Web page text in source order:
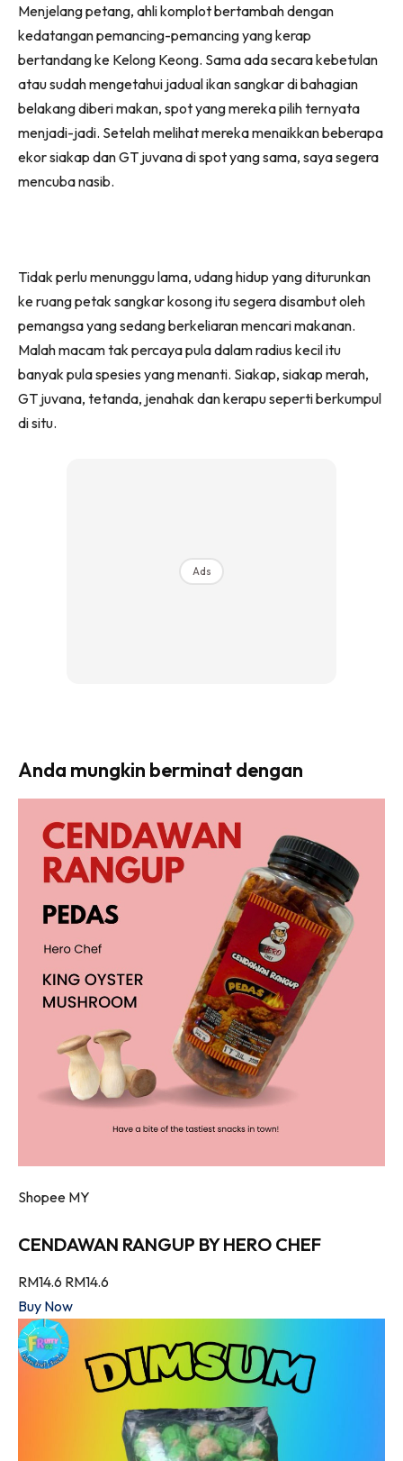
Menjelang petang, ahli komplot bertambah dengan
kedatangan pemancing-pemancing yang kerap
bertandang ke Kelong Keong. Sama ada secara kebetulan
atau sudah mengetahui jadual ikan sangkar di bahagian
belakang diberi makan, spot yang mereka pilih ternyata
menjadi-jadi. Setelah melihat mereka menaikkan beberapa
ekor siakap dan GT juvana di spot yang sama, saya segera
mencuba nasib.
Tidak perlu menunggu lama, udang hidup yang diturunkan
ke ruang petak sangkar kosong itu segera disambut oleh
pemangsa yang sedang berkeliaran mencari makanan.
Malah macam tak percaya pula dalam radius kecil itu
banyak pula spesies yang menanti. Siakap, siakap merah,
GT juvana, tetanda, jenahak dan kerapu seperti berkumpul
di situ.
Ads
Anda mungkin berminat dengan
Shopee MY
CENDAWAN RANGUP BY HERO CHEF
RM14.6 RM14.6
Buy Now